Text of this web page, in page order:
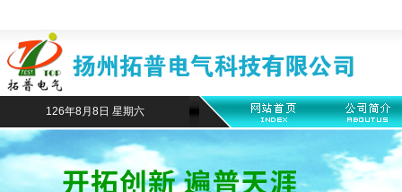
126年8月8日 星期六